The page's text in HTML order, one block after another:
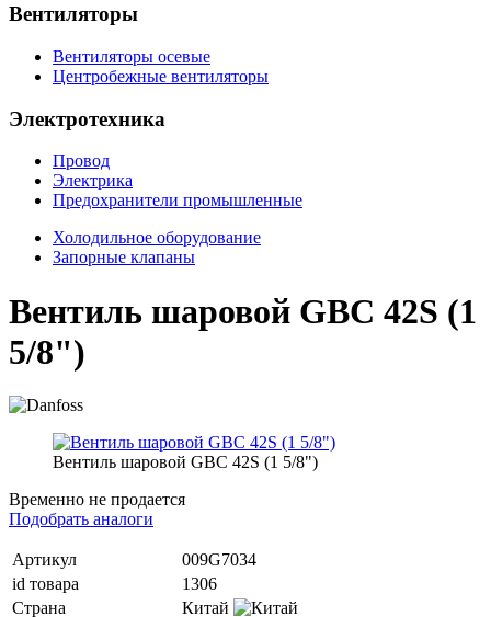
Вентиляторы
Вентиляторы осевые
Центробежные вентиляторы
Электротехника
Провод
Электрика
Предохранители промышленные
Холодильное оборудование
Запорные клапаны
Вентиль шаровой GBC 42S (1
5/8")
Вентиль шаровой GBC 42S (1 5/8")
Временно не продается
Подобрать аналоги
Артикул
009G7034
id товара
1306
Страна
Китай